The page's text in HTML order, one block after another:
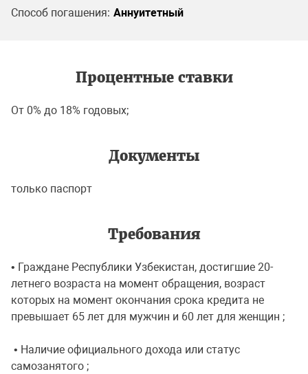
Способ погашения: Аннуитетный
Процентные ставки
От 0% до 18% годовых;
Документы
только паспорт
Требования
• Граждане Республики Узбекистан, достигшие 20-
летнего возраста на момент обращения, возраст
которых на момент окончания срока кредита не
превышает 65 лет для мужчин и 60 лет для женщин ;
• Наличие официального дохода или статус
самозанятого ;